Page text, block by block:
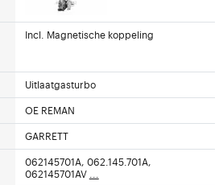
Incl. Magnetische koppeling
Uitlaatgasturbo
OE REMAN
GARRETT
062145701A, 062.145.701A,
062145701AV ...